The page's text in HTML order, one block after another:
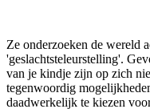
Ze onderzoeken de wereld
'geslachtsteleurstelling'.
van je kindje zijn op zich
tegenwoordig
daadwerkelijk te kiezen